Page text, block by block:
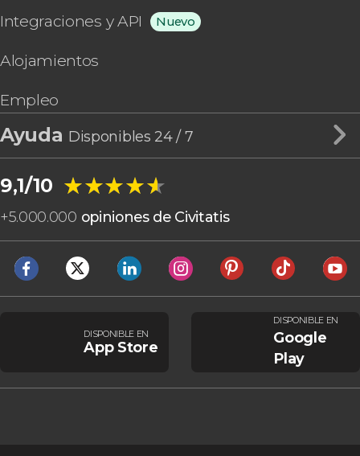
Integraciones y API Nuevo
Alojamientos
Empleo
Ayuda Disponibles 24 / 7
9,1/10 ★★★★★
★★★★★
+5.000.000 opiniones de Civitatis
DISPONIBLE EN
App Store
DISPONIBLE EN
Google
Play